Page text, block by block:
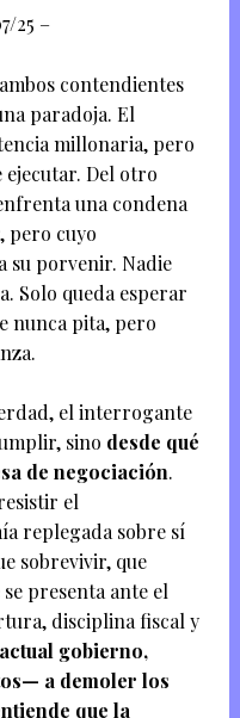
25 –
contendientes
paradoja. El
millonaria, pero
ejecutar. Del otro
una condena
pero cuyo
su porvenir. Nadie
Solo queda esperar
nunca pita, pero
el interrogante
sino desde qué
de negociación.
el
replegada sobre sí
sobrevivir, que
presenta ante el
disciplina fiscal y
gobierno,
a demoler los
que la